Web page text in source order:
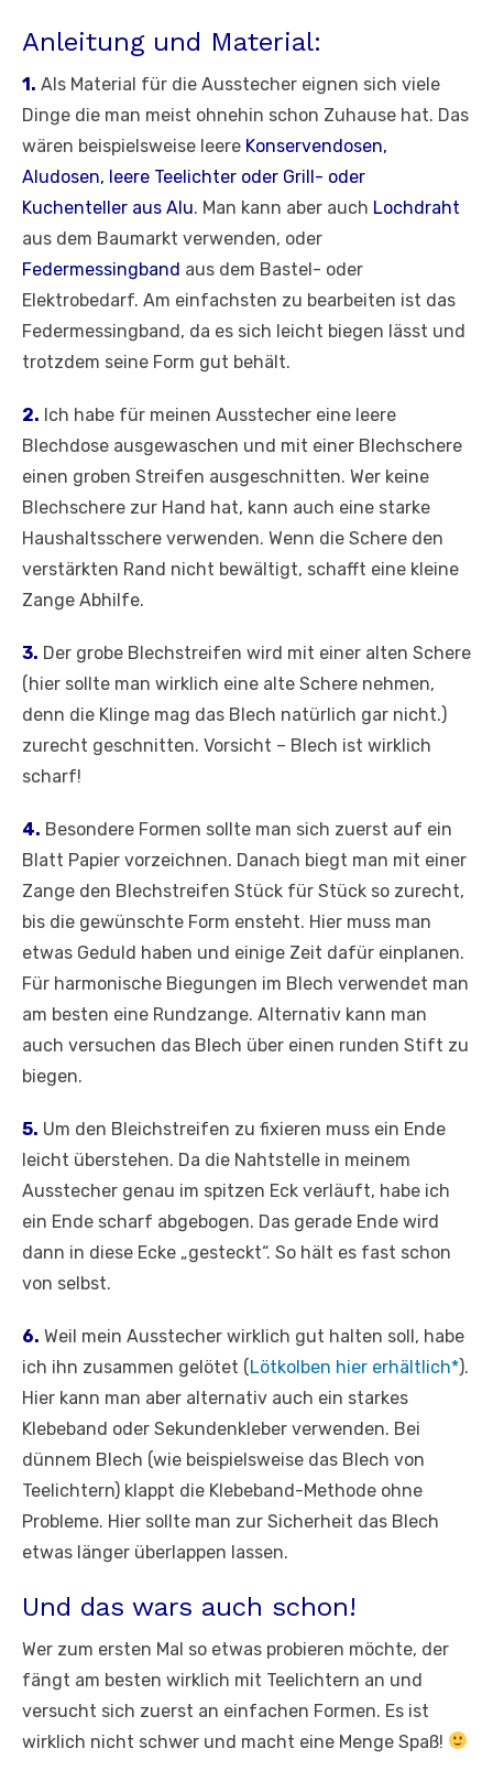
Anleitung und Material:
1. Als Material für die Ausstecher eignen sich viele
Dinge die man meist ohnehin schon Zuhause hat. Das
wären beispielsweise leere Konservendosen,
Aludosen, leere Teelichter oder Grill- oder
Kuchenteller aus Alu. Man kann aber auch Lochdraht
aus dem Baumarkt verwenden, oder
Federmessingband aus dem Bastel- oder
Elektrobedarf. Am einfachsten zu bearbeiten ist das
Federmessingband, da es sich leicht biegen lässt und
trotzdem seine Form gut behält.
2. Ich habe für meinen Ausstecher eine leere
Blechdose ausgewaschen und mit einer Blechschere
einen groben Streifen ausgeschnitten. Wer keine
Blechschere zur Hand hat, kann auch eine starke
Haushaltsschere verwenden. Wenn die Schere den
verstärkten Rand nicht bewältigt, schafft eine kleine
Zange Abhilfe.
3. Der grobe Blechstreifen wird mit einer alten Schere
(hier sollte man wirklich eine alte Schere nehmen,
denn die Klinge mag das Blech natürlich gar nicht.)
zurecht geschnitten. Vorsicht – Blech ist wirklich
scharf!
4. Besondere Formen sollte man sich zuerst auf ein
Blatt Papier vorzeichnen. Danach biegt man mit einer
Zange den Blechstreifen Stück für Stück so zurecht,
bis die gewünschte Form ensteht. Hier muss man
etwas Geduld haben und einige Zeit dafür einplanen.
Für harmonische Biegungen im Blech verwendet man
am besten eine Rundzange. Alternativ kann man
auch versuchen das Blech über einen runden Stift zu
biegen.
5. Um den Bleichstreifen zu fixieren muss ein Ende
leicht überstehen. Da die Nahtstelle in meinem
Ausstecher genau im spitzen Eck verläuft, habe ich
ein Ende scharf abgebogen. Das gerade Ende wird
dann in diese Ecke „gesteckt“. So hält es fast schon
von selbst.
6. Weil mein Ausstecher wirklich gut halten soll, habe
ich ihn zusammen gelötet (Lötkolben hier erhältlich*).
Hier kann man aber alternativ auch ein starkes
Klebeband oder Sekundenkleber verwenden. Bei
dünnem Blech (wie beispielsweise das Blech von
Teelichtern) klappt die Klebeband-Methode ohne
Probleme. Hier sollte man zur Sicherheit das Blech
etwas länger überlappen lassen.
Und das wars auch schon!
Wer zum ersten Mal so etwas probieren möchte, der
fängt am besten wirklich mit Teelichtern an und
versucht sich zuerst an einfachen Formen. Es ist
wirklich nicht schwer und macht eine Menge Spaß!